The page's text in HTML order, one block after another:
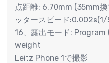
点距離: 6.70mm (35mm
ッタースピード
16、露出モード:
weight
Leitz Phone 1で撮影